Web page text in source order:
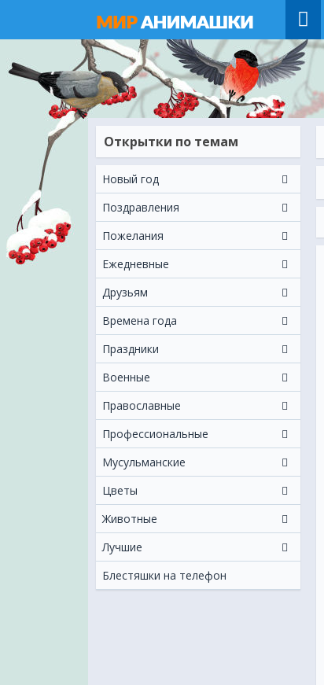
Открытки по темам
Новый год
Поздравления
Пожелания
Ежeдневные
Друзьям
Времена года
Праздники
Военные
Православные
Профессиональные
Мусульманские
Цветы
Животные
Лучшие
Блестяшки на телефон